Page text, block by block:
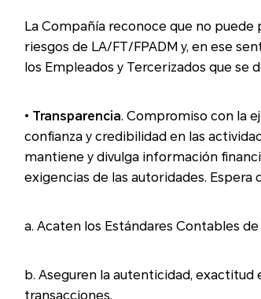
La Compañía reconoce que no puede prever todas y
riesgos de LA/FT/FPADM y, en ese sentido,
los Empleados y Tercerizados que
• Transparencia. Compromiso con la ejecución de
confianza y credibilidad en las actividades
mantiene y divulga información
exigencias de las
a. Acaten los Estándares Contables
b. Aseguren la autenticidad,
transacciones.